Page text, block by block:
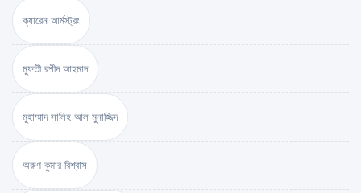
ক্যারেন আর্মস্ট্রং
মুফতী রশীদ আহমাদ
মুহাম্মাদ সালিহ আল মুনাজ্জিদ
অরুণ কুমার বিশ্বাস